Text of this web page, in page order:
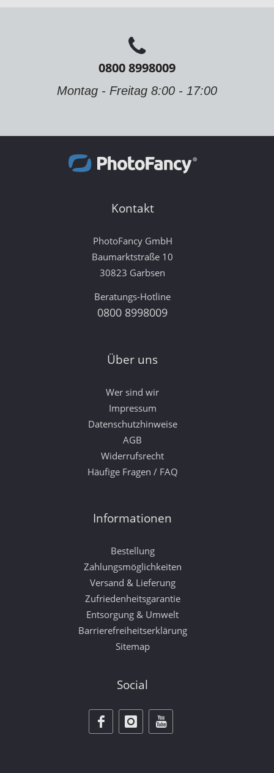
0800 8998009
Montag - Freitag 8:00 - 17:00
Kontakt
PhotoFancy GmbH
Baumarktstraße 10
30823 Garbsen
Beratungs-Hotline
0800 8998009
Über uns
Wer sind wir
Impressum
Datenschutzhinweise
AGB
Widerrufsrecht
Häufige Fragen / FAQ
Informationen
Bestellung
Zahlungsmöglichkeiten
Versand & Lieferung
Zufriedenheitsgarantie
Entsorgung & Umwelt
Barrierefreiheitserklärung
Sitemap
Social